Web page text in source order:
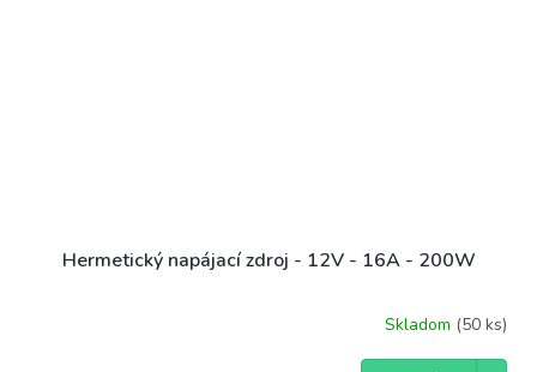
Hermetický napájací zdroj - 12V - 16A - 200W
Skladom (50 ks)